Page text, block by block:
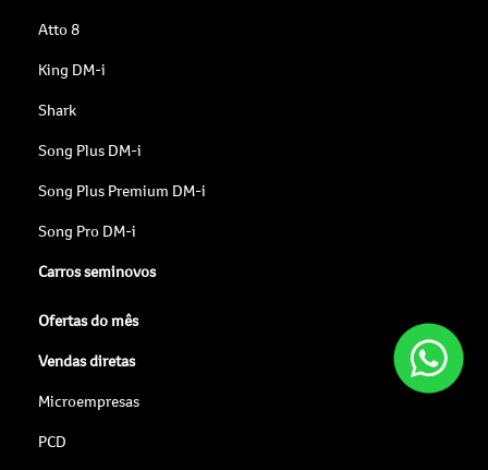
Atto 8
King DM-i
Shark
Song Plus DM-i
Song Plus Premium DM-i
Song Pro DM-i
Carros seminovos
Ofertas do mês
Vendas diretas
Microempresas
PCD